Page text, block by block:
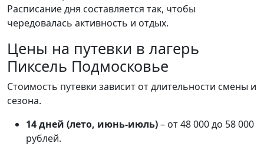
Расписание дня составляется так, чтобы
чередовалась активность и отдых.
Цены на путевки в лагерь
Пиксель Подмосковье
Стоимость путевки зависит от длительности смены и
сезона.
14 дней (лето, июнь-июль)– от 48 000 до 58 000
рублей.